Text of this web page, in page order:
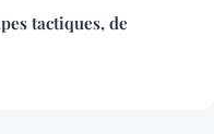
tactiques, de